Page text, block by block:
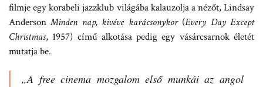
filmje egy korabeli jazzklub világába kalauzolja a nézőt, Lindsay
AndersonMinden nap, kivéve karácsonykor(Every Day Except
Christmas, 1957) című alkotása pedig egy vásárcsarnok életét
mutatja be.
„A free cinema mozgalom első munkái az angol